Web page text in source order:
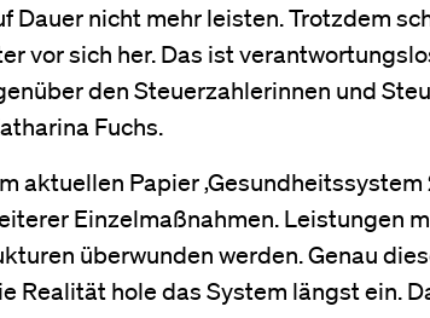
nicht mehr leisten. Trotzdem
vor sich her. Das ist
den Steuerzahlerinnen und
Fuchs.
aktuellen Papier ‚Gesundheitssystem
Einzelmaßnahmen. Leistungen
überwunden werden. Genau
Realität hole das System längst ein.